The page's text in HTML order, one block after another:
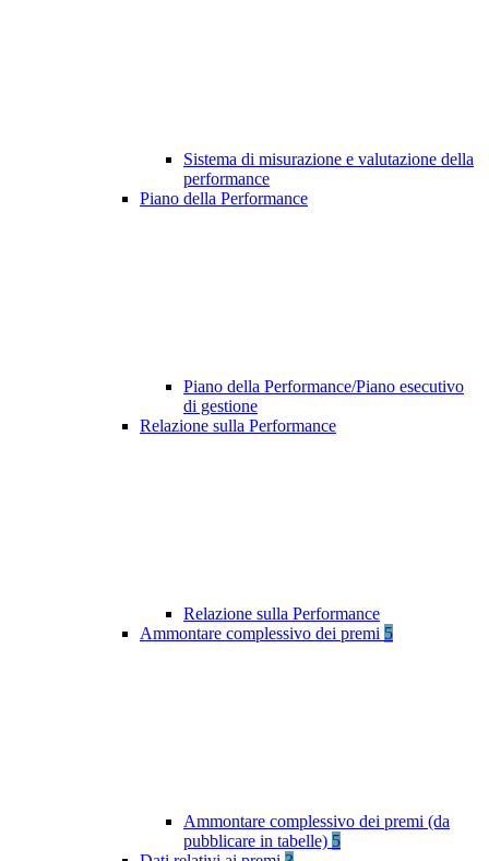
Sistema di misurazione e valutazione della
performance
Piano della Performance
Piano della Performance/Piano esecutivo
di gestione
Relazione sulla Performance
Relazione sulla Performance
Ammontare complessivo dei premi 5
Ammontare complessivo dei premi (da
pubblicare in tabelle) 5